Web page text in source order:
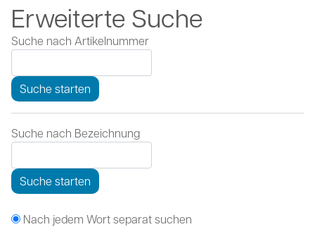
Erweiterte Suche
Suche nach Artikelnummer
Suche starten
Suche nach Bezeichnung
Suche starten
Nach jedem Wort separat suchen